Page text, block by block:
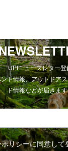
UPIニュースレター登
ト情報、アウトドア
ド情報などが届きま
リシーに同意して